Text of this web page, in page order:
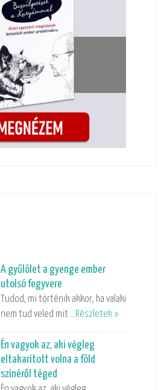
A gyűlölet a gyenge ember
utolsó fegyvere
Tudod, mi történik akkor, ha valaki
nem tud veled mit …Részletek »
Én vagyok az, aki végleg
eltakarított volna a föld
színéről téged